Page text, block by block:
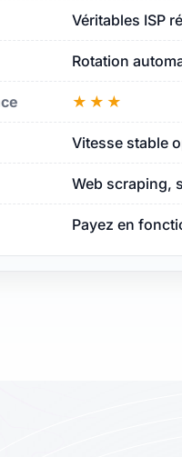
Véritables ISP
Rotation
★★★
Vitesse stable
Web scraping,
Payez en